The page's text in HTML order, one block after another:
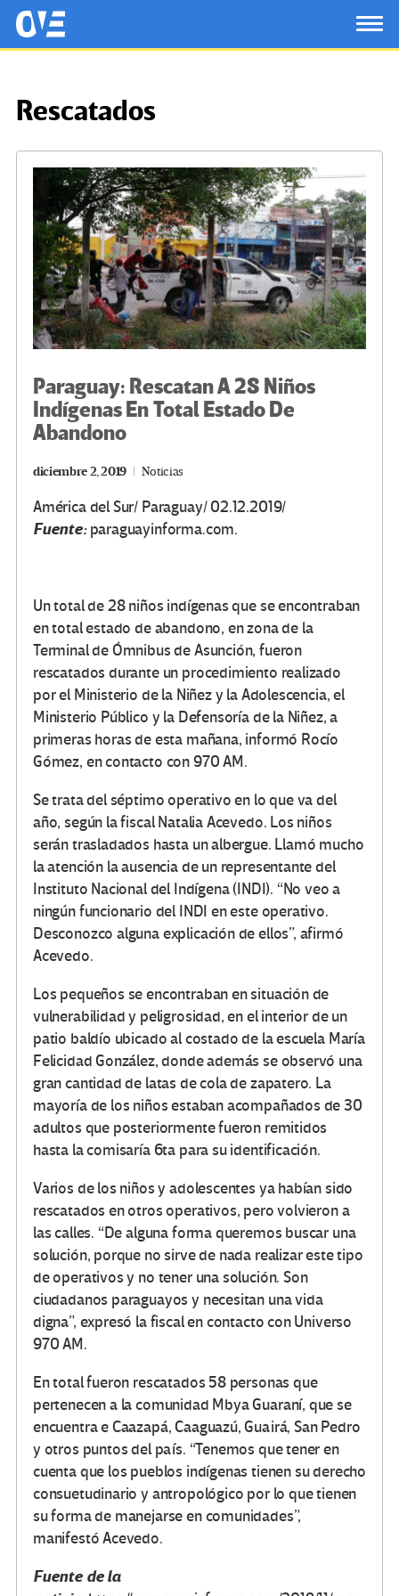
Saltar al contenido principal
OtrasVocesenEducacion.org
Rescatados
Paraguay: Rescatan A 28 Niños
Indígenas En Total Estado De
Abandono
diciembre 2, 2019 Noticias
América del Sur/ Paraguay/ 02.12.2019/
Fuente:paraguayinforma.com.
Un total de 28 niños indígenas que se encontraban
en total estado de abandono, en zona de la
Terminal de Ómnibus de Asunción, fueron
rescatados durante un procedimiento realizado
por el Ministerio de la Niñez y la Adolescencia, el
Ministerio Público y la Defensoría de la Niñez, a
primeras horas de esta mañana, informó Rocío
Gómez, en contacto con 970 AM.
Se trata del séptimo operativo en lo que va del
año, según la fiscal Natalia Acevedo. Los niños
serán trasladados hasta un albergue. Llamó mucho
la atención la ausencia de un representante del
Instituto Nacional del Indígena (INDI). “No veo a
ningún funcionario del INDI en este operativo.
Desconozco alguna explicación de ellos”, afirmó
Acevedo.
Los pequeños se encontraban en situación de
vulnerabilidad y peligrosidad, en el interior de un
patio baldío ubicado al costado de la escuela María
Felicidad González, donde además se observó una
gran cantidad de latas de cola de zapatero. La
mayoría de los niños estaban acompañados de 30
adultos que posteriormente fueron remitidos
hasta la comisaría 6ta para su identificación.
Varios de los niños y adolescentes ya habían sido
rescatados en otros operativos, pero volvieron a
las calles. “De alguna forma queremos buscar una
solución, porque no sirve de nada realizar este tipo
de operativos y no tener una solución. Son
ciudadanos paraguayos y necesitan una vida
digna”, expresó la fiscal en contacto con Universo
970 AM.
En total fueron rescatados 58 personas que
pertenecen a la comunidad Mbya Guaraní, que se
encuentra e Caazapá, Caaguazú, Guairá, San Pedro
y otros puntos del país. “Tenemos que tener en
cuenta que los pueblos indígenas tienen su derecho
consuetudinario y antropológico por lo que tienen
su forma de manejarse en comunidades”,
manifestó Acevedo.
Fuente de la